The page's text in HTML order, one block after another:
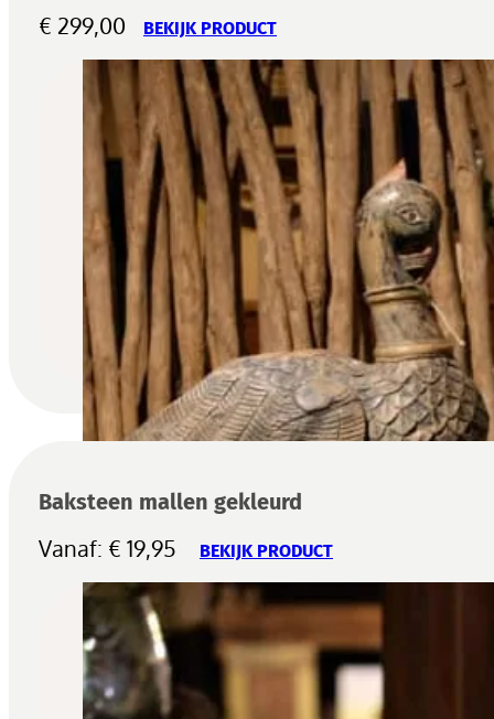
€ 299,00 BEKIJK PRODUCT
Baksteen mallen gekleurd
Vanaf: € 19,95 BEKIJK PRODUCT